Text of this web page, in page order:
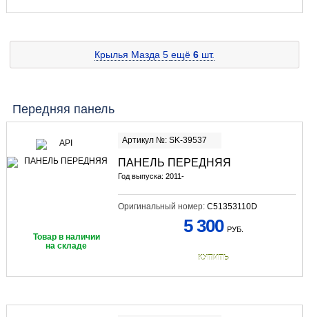
Крылья Мазда 5 ещё 6 шт.
Передняя панель
Артикул №: SK-39537
ПАНЕЛЬ ПЕРЕДНЯЯ
Год выпуска: 2011-
Оригинальный номер: C51353110D
Товар в наличии
на складе
5 300 РУБ.
КУПИТЬ